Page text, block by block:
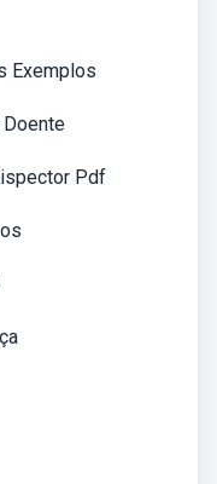
Exemplos
Pdf